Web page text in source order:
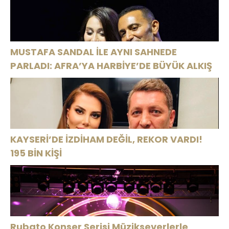
MUSTAFA SANDAL İLE AYNI SAHNEDE
PARLADI: AFRA’YA HARBİYE’DE BÜYÜK ALKIŞ
KAYSERİ’DE İZDİHAM DEĞİL, REKOR VARDI!
195 BİN KİŞİ